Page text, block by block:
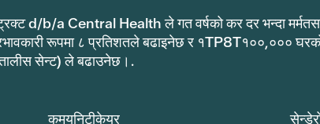
d/b/a Central Health ले गत वर्षको कर दर भन्दा
रूपमा ८ प्रतिशतले बढाइनेछ र १TP8T१००,००० घरको
सेन्ट) ले बढाउनेछ।.
कमयुनिटीकेयर